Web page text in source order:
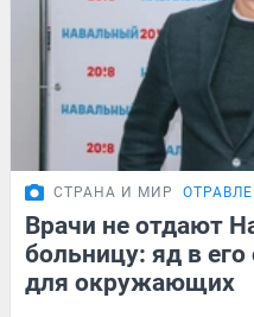
СТРАНА И МИР
Врачи не отдают
больницу: яд в
для окружающих